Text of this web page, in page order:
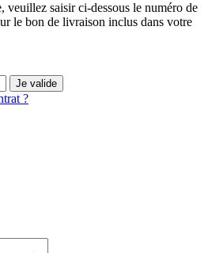
veuillez saisir ci-dessous le numéro de
le bon de livraison inclus dans votre
Je valide
?